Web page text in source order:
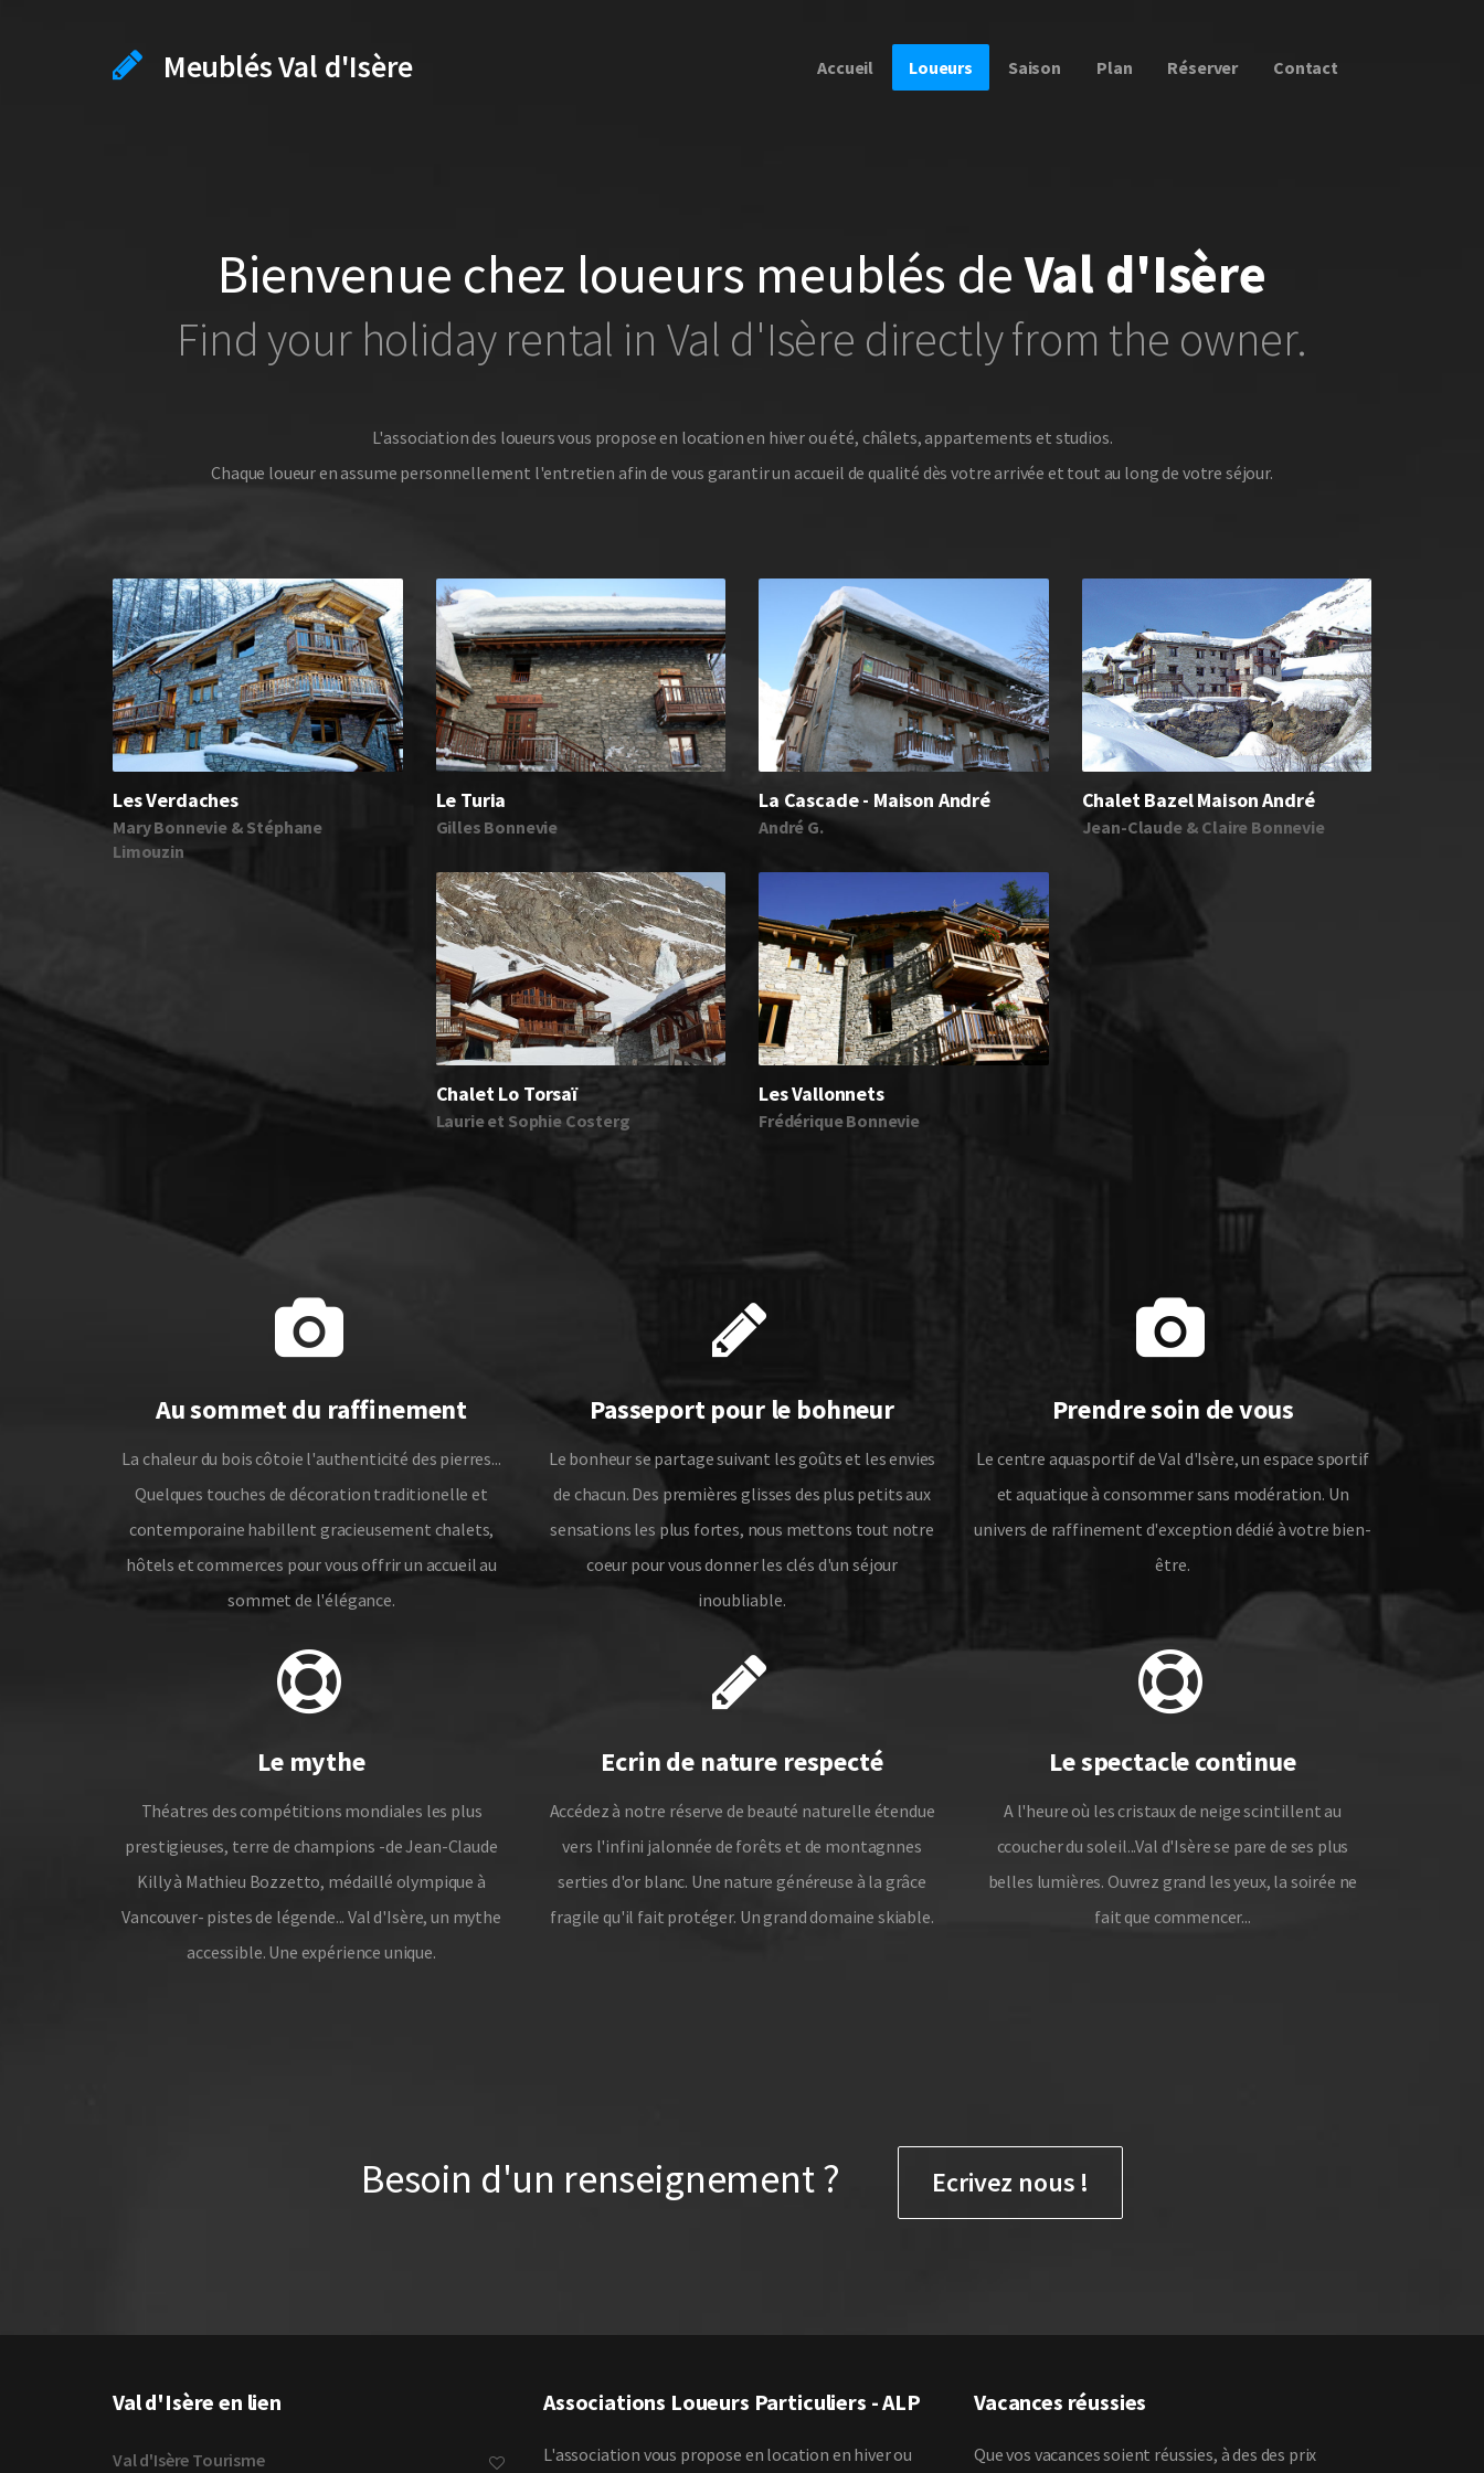
Meublés Val d'Isère Accueil Loueurs Saison Plan Réserver Contact
Bienvenue chez loueurs meublés deVal d'Isère
Find your holiday rental in Val d'Isère directly from the owner.
L'association des loueurs vous propose en location en hiver ou été, châlets, appartements et studios.
Chaque loueur en assume personnellement l'entretien afin de vous garantir un accueil de qualité dès votre arrivée et tout au long de votre séjour.
Les Verdaches
Mary Bonnevie & Stéphane
Limouzin
Le Turia
Gilles Bonnevie
La Cascade - Maison André
André G.
Chalet Bazel Maison André
Jean-Claude & Claire Bonnevie
Chalet Lo Torsaï
Laurie et Sophie Costerg
Les Vallonnets
Frédérique Bonnevie
Au sommet du raffinement
La chaleur du bois côtoie l'authenticité des pierres...
Quelques touches de décoration traditionelle et
contemporaine habillent gracieusement chalets,
hôtels et commerces pour vous offrir un accueil au
sommet de l'élégance.
Passeport pour le bohneur
Le bonheur se partage suivant les goûts et les envies
de chacun. Des premières glisses des plus petits aux
sensations les plus fortes, nous mettons tout notre
coeur pour vous donner les clés d'un séjour
inoubliable.
Prendre soin de vous
Le centre aquasportif de Val d'Isère, un espace sportif
et aquatique à consommer sans modération. Un
univers de raffinement d'exception dédié à votre bien-
être.
Le mythe
Théatres des compétitions mondiales les plus
prestigieuses, terre de champions -de Jean-Claude
Killy à Mathieu Bozzetto, médaillé olympique à
Vancouver- pistes de légende... Val d'Isère, un mythe
accessible. Une expérience unique.
Ecrin de nature respecté
Accédez à notre réserve de beauté naturelle étendue
vers l'infini jalonnée de forêts et de montagnnes
serties d'or blanc. Une nature généreuse à la grâce
fragile qu'il fait protéger. Un grand domaine skiable.
Le spectacle continue
A l'heure où les cristaux de neige scintillent au
ccoucher du soleil...Val d'Isère se pare de ses plus
belles lumières. Ouvrez grand les yeux, la soirée ne
fait que commencer...
Besoin d'un renseignement ? Ecrivez nous !
Val d'Isère en lien
Val d'Isère Tourisme
Associations Loueurs Particuliers - ALP
L'association vous propose en location en hiver ou
Vacances réussies
Que vos vacances soient réussies, à des des prix